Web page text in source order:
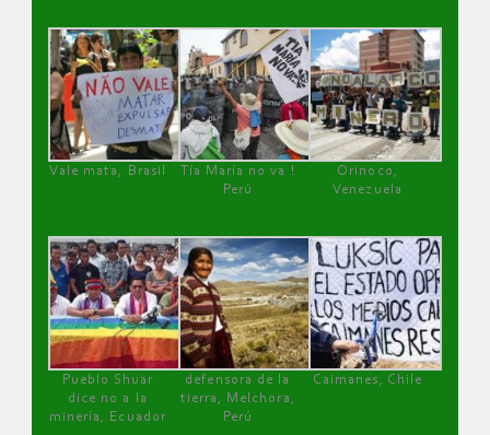
Vale mata, Brasil
Tía María no va !
Perú
Orinoco,
Venezuela
Pueblo Shuar
dice no a la
minería, Ecuador
defensora de la
tierra, Melchora,
Perú
Caimanes, Chile